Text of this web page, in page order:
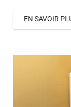
EN SAVOIR